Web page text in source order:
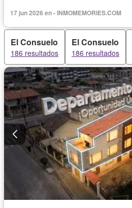
17 jun 2026 en - INMOMEMORIES.COM
El Consuelo
186 resultados
El Consuelo
186 resultados